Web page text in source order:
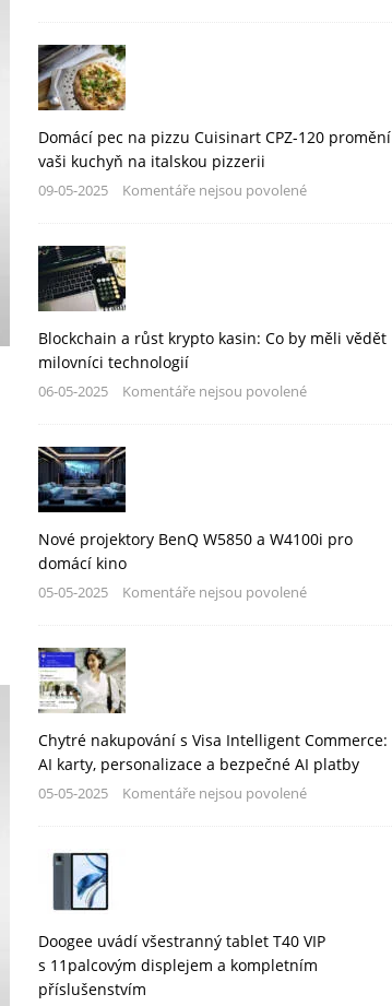
Domácí pec na pizzu Cuisinart CPZ-120 promění
vaši kuchyň na italskou pizzerii
09-05-2025 Komentáře nejsou povolené
Blockchain a růst krypto kasin: Co by měli vědět
milovníci technologií
06-05-2025 Komentáře nejsou povolené
Nové projektory BenQ W5850 a W4100i pro
domácí kino
05-05-2025 Komentáře nejsou povolené
Chytré nakupování s Visa Intelligent Commerce:
AI karty, personalizace a bezpečné AI platby
05-05-2025 Komentáře nejsou povolené
Doogee uvádí všestranný tablet T40 VIP
s 11palcovým displejem a kompletním
příslušenstvím